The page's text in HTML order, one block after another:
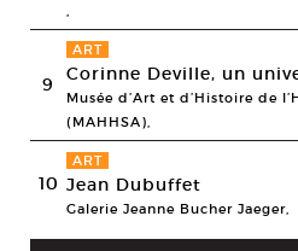
,
9
ART
Corinne Deville, un
Musée d’Art et d’Histoire de
(MAHHSA),
10
ART
Jean Dubuffet
Galerie Jeanne Bucher Jaeger,